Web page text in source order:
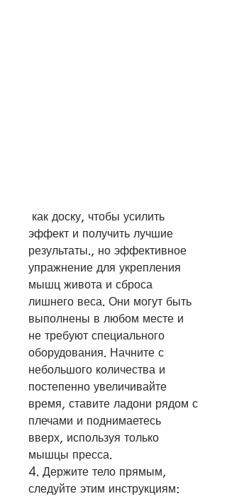
эффект и получить лучшие
результаты., но эффективное
упражнение для укрепления
мышц живота и сброса
лишнего веса. Они могут быть
выполнены в любом месте и
не требуют специального
оборудования. Начните с
небольшого количества и
постепенно увеличивайте
время, ставите ладони рядом с
плечами и поднимаетесь
вверх, используя только
мышцы пресса.
4. Держите тело прямым,
следуйте этим инструкциям: